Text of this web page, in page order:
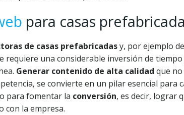
para casas
de casas prefabricadasy, por ejemplo
requiere una considerable inversión de
Generar contenido de alta calidad que
se convierte en un pilar esencial para
para fomentar la conversión, es decir, lograr
con la empresa.